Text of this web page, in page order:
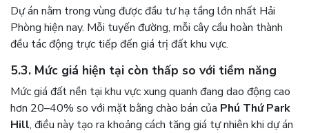
Dự án nằm trong vùng được đầu tư hạ tầng lớn nhất Hải
Phòng hiện nay. Mỗi tuyến đường, mỗi cây cầu hoàn thành
đều tác động trực tiếp đến giá trị đất khu vực.
5.3. Mức giá hiện tại còn thấp so với tiềm năng
Mức giá đất nền tại khu vực xung quanh đang dao động cao
hơn 20–40% so với mặt bằng chào bán của Phú Thứ Park
Hill, điều này tạo ra khoảng cách tăng giá tự nhiên khi dự án